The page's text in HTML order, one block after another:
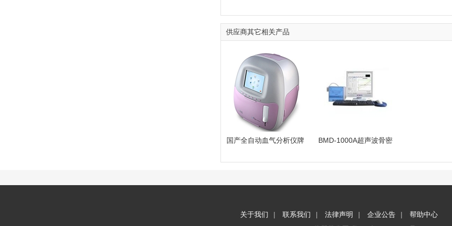
供应商其它相关产品
国产全自动血气分析仪牌
BMD-1000A超声波骨密
关于我们 | 联系我们 | 法律声明 | 企业公告 |
帮助中心